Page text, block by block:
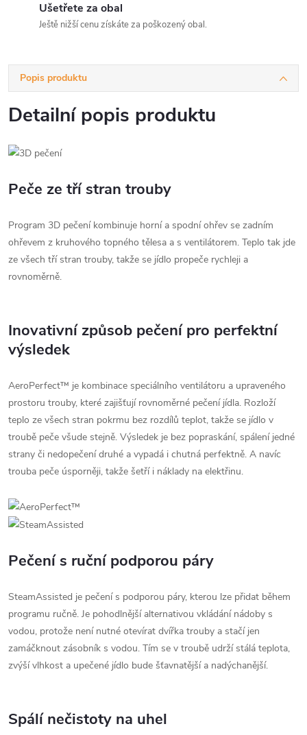
Ušetřete za obal
Ještě nižší cenu získáte za poškozený obal.
Popis produktu
Detailní popis produktu
Peče ze tří stran trouby
Program 3D pečení kombinuje horní a spodní ohřev se zadním
ohřevem z kruhového topného tělesa a s ventilátorem. Teplo tak jde
ze všech tří stran trouby, takže se jídlo propeče rychleji a
rovnoměrně.
Inovativní způsob pečení pro perfektní
výsledek
AeroPerfect™ je kombinace speciálního ventilátoru a upraveného
prostoru trouby, které zajišťují rovnoměrné pečení jídla. Rozloží
teplo ze všech stran pokrmu bez rozdílů teplot, takže se jídlo v
troubě peče všude stejně. Výsledek je bez popraskání, spálení jedné
strany či nedopečení druhé a vypadá i chutná perfektně. A navíc
trouba peče úsporněji, takže šetří i náklady na elektřinu.
Pečení s ruční podporou páry
SteamAssisted je pečení s podporou páry, kterou lze přidat během
programu ručně. Je pohodlnější alternativou vkládání nádoby s
vodou, protože není nutné otevírat dvířka trouby a stačí jen
zamáčknout zásobník s vodou. Tím se v troubě udrží stálá teplota,
zvýší vlhkost a upečené jídlo bude šťavnatější a nadýchanější.
Spálí nečistoty na uhel